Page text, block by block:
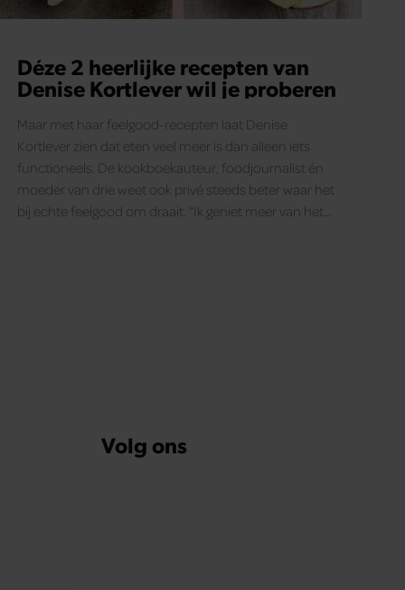
Déze 2 heerlijke recepten van
Denise Kortlever wil je proberen
Maar met haar feelgood-recepten laat Denise
Kortlever zien dat eten veel meer is dan alleen iets
functioneels. De kookboekauteur, foodjournalist én
moeder van drie weet ook privé steeds beter waar het
bij echte feelgood om draait. "Ik geniet meer van het
Volg ons